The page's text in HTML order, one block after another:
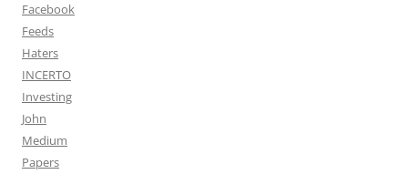
Facebook
Feeds
Haters
INCERTO
Investing
John
Medium
Papers